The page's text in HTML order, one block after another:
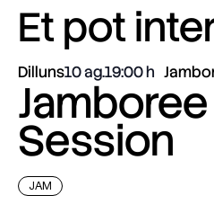
Et pot
Dilluns10 ag.19:00
Jamboree
Session
JAM